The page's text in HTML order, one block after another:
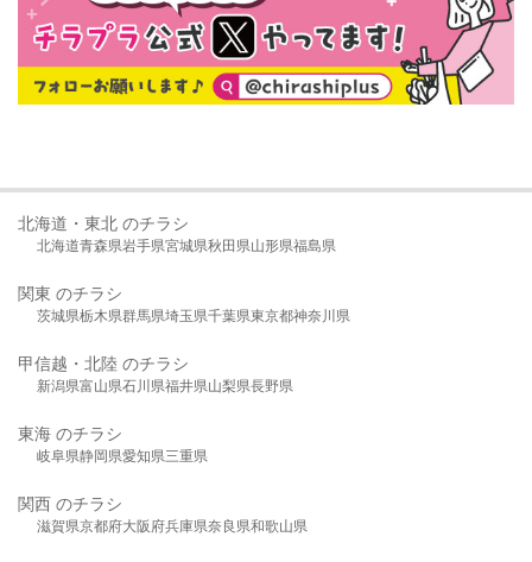
北海道・東北 のチラシ
北海道青森県岩手県宮城県秋田県山形県福島県
関東 のチラシ
茨城県栃木県群馬県埼玉県千葉県東京都神奈川県
甲信越・北陸 のチラシ
新潟県富山県石川県福井県山梨県長野県
東海 のチラシ
岐阜県静岡県愛知県三重県
関西 のチラシ
滋賀県京都府大阪府兵庫県奈良県和歌山県